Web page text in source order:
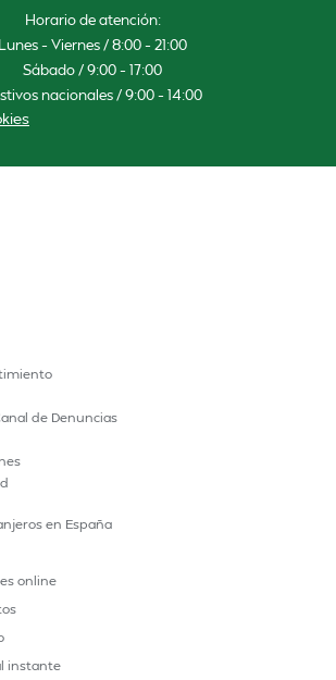
Horario de atención:
Lunes – Viernes / 8:00 – 21:00
Sábado / 9:00 – 17:00
nacionales / 9:00 – 14:00
de Denuncias
en España
online
instante